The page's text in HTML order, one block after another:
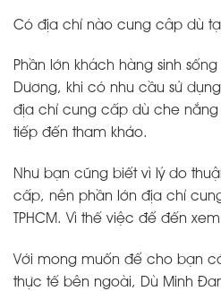
Có địa chỉ nào cung câp dù
Phần lớn khách hàng sinh
Dương, khi có nhu cầu sử
địa chỉ cung cấp dù che nắng
tiếp đến tham khảo.
Như bạn cũng biết vì lý do
cấp, nên phần lớn địa chỉ
TPHCM. Vì thế việc để đến
Với mong muốn để cho bạn
thực tế bên ngoài, Dù Minh